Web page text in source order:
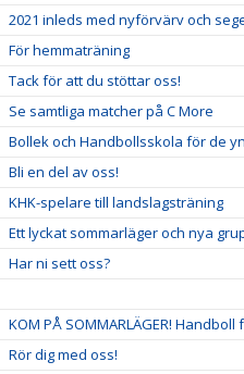
2021 inleds med nyförvärv och
För hemmaträning
Tack för att du stöttar oss!
Se samtliga matcher på C More
Bollek och Handbollsskola för de
Bli en del av oss!
KHK-spelare till landslagsträning
Ett lyckat sommarläger och nya
Har ni sett oss?
KOM PÅ SOMMARLÄGER!
Rör dig med oss!